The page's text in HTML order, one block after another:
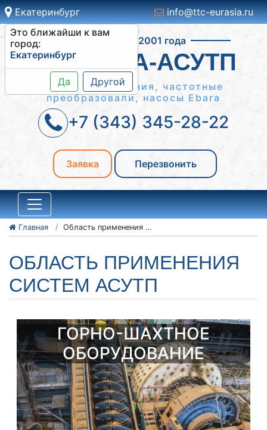
Екатеринбург
Это ближайши к вам
город:
Екатеринбург
Да Другой
info@ttc-eurasia.ru
Работаем с 2001 года
СИСТЕМА-АСУТП
Шкафы управления, частотные
преобразовали, насосы Ebara
+7 (343) 345-28-22
Заявка Перезвонить
Главная Область применения систем АСУТП
ОБЛАСТЬ ПРИМЕНЕНИЯ
СИСТЕМ АСУТП
ГОРНО-ШАХТНОЕ
ОБОРУДОВАНИЕ